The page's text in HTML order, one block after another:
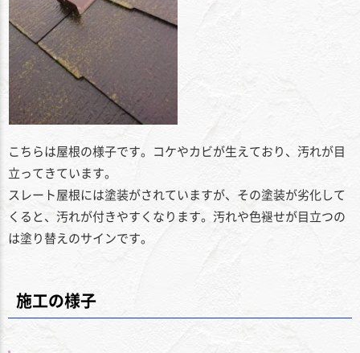
こちらは屋根の様子です。コケやカビが生えており、汚れが目
立ってきています。
スレート屋根には塗装がされていますが、その塗装が劣化して
くると、汚れが付きやすくなります。汚れや色褪せが目立つの
は塗り替えのサインです。
施工の様子